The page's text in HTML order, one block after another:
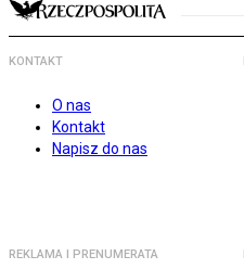
KONTAKT
O nas
Kontakt
Napisz do nas
REKLAMA I PRENUMERATA